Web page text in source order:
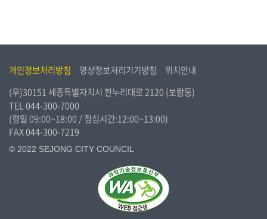
개인정보처리방침 영상정보처리기기방침
위치안내
(우)30151 세종특별자치시 한누리대로 2120 (보람동)
TEL044-300-7000
(평일 09:00~18:00 / 점심시간:12:00~13:00)
FAX 044-300-7219
© 2022 SEJONG CITY COUNCIL